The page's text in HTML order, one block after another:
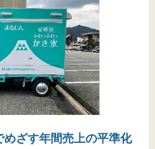
ざす年間売上の平準化